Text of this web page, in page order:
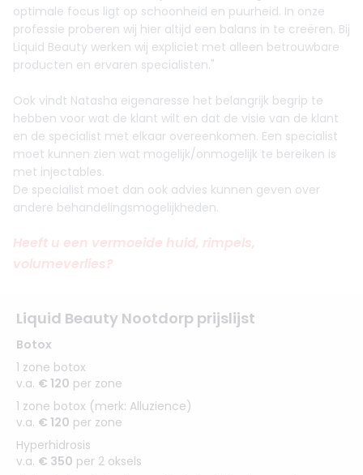
optimale focus ligt op schoonheid en puurheid. In onze
professie proberen wij hier altijd een balans in te creëren. Bij
Liquid Beauty werken wij expliciet met alleen betrouwbare
producten en ervaren specialisten."
Ook vindt Natasha eigenaresse het belangrijk begrip te
hebben voor wat de klant wilt en dat de visie van de klant
en de specialist met elkaar overeenkomen. Een specialist
moet kunnen zien wat mogelijk/onmogelijk te bereiken is
met injectables.
De specialist moet dan ook advies kunnen geven over
andere behandelingsmogelijkheden.
Heeft u een vermoeide huid, rimpels,
volumeverlies?
Liquid Beauty Nootdorp prijslijst
Botox
1 zone botox
v.a. € 120 per zone
1 zone botox (merk: Alluzience)
v.a. € 120 per zone
Hyperhidrosis
v.a. € 350 per 2 oksels